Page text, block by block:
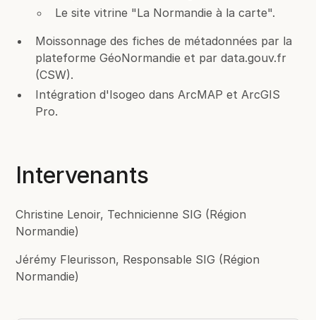
Le site vitrine "La Normandie à la carte".
Moissonnage des fiches de métadonnées par la
plateforme GéoNormandie et par data.gouv.fr
(CSW).
Intégration d'Isogeo dans ArcMAP et ArcGIS
Pro.
Intervenants
Christine Lenoir, Technicienne SIG (Région
Normandie)
Jérémy Fleurisson, Responsable SIG (Région
Normandie)